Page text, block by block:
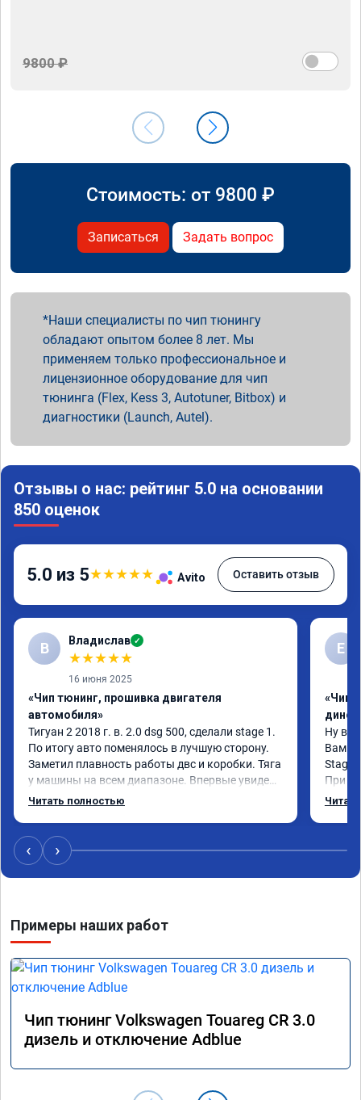
9800 ₽
Стоимость: от 9800 ₽
Записаться Задать вопрос
Наши специалисты по чип тюнингу
обладают опытом более 8 лет. Мы
применяем только профессиональное и
лицензионное оборудование для чип
тюнинга (Flex, Kess 3, Autotuner, Bitbox) и
диагностики (Launch, Autel).
Отзывы о нас: рейтинг 5.0 на основании
850 оценок
5.0 из 5★★★★★ Avito Оставить отзыв
В Владислав ✓
★★★★★
16 июня 2025
«Чип тюнинг, прошивка двигателя
автомобиля»
Тигуан 2 2018 г. в. 2.0 dsg 500, сделали stage 1.
По итогу авто поменялось в лучшую сторону.
Заметил плавность работы двс и коробки. Тяга
у машины на всем диапазоне. Впервые увидел
расход по трассе меньше 8 литров. Сколько
денег. Знал бы, сделал раньше.
Читать полностью
Е
«Чип
Ну
Вам!
Stage
При
было,
‹ ›
Примеры наших работ
Чип тюнинг Volkswagen Touareg CR 3.0
дизель и отключение Adblue